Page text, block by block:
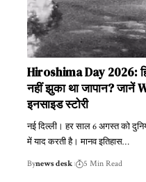
Hiroshima Day 2026:
नहीं झुका था जापान?
इनसाइड स्टोरी
नई दिल्ली। हर साल 6 अगस्त को
में याद करती है। मानव इतिहास…
Bynews desk 5 Min Read